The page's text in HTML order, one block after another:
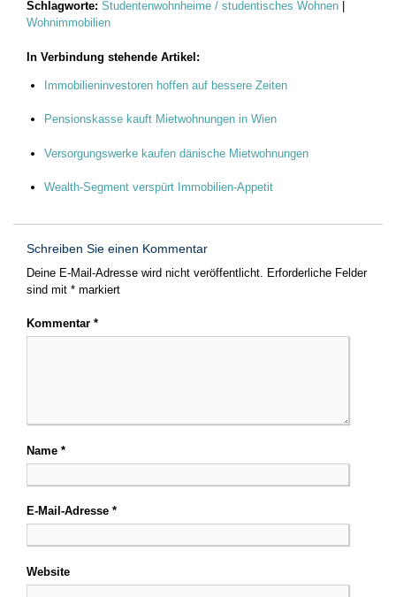
Schlagworte: Studentenwohnheime / studentisches Wohnen
Wohnimmobilien
In Verbindung stehende Artikel:
Immobilieninvestoren hoffen auf bessere Zeiten
Pensionskasse kauft Mietwohnungen in Wien
Versorgungswerke kaufen dänische Mietwohnungen
Wealth-Segment verspürt Immobilien-Appetit
Schreiben Sie einen Kommentar
Deine E-Mail-Adresse wird nicht veröffentlicht. Erforderliche Felder
sind mit * markiert
Kommentar *
Name *
E-Mail-Adresse *
Website